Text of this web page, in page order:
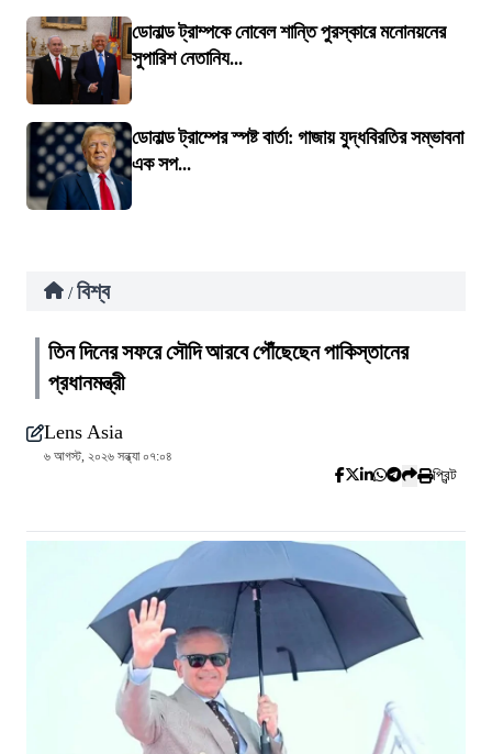
ডোনাল্ড ট্রাম্পকে নোবেল শান্তি পুরস্কারে মনোনয়নের
সুপারিশ নেতানিয...
ডোনাল্ড ট্রাম্পের স্পষ্ট বার্তা: গাজায় যুদ্ধবিরতির সম্ভাবনা
এক সপ...
/ বিশ্ব
তিন দিনের সফরে সৌদি আরবে পৌঁছেছেন পাকিস্তানের
প্রধানমন্ত্রী
Lens Asia
৬ আগস্ট, ২০২৬ সন্ধ্যা ০৭:০৪
প্রিন্ট